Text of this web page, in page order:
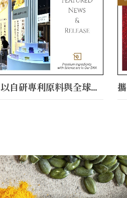
亮相上海2026 HNC 以自研專利原料與全球魚油巨頭聯手引領市場新趨勢